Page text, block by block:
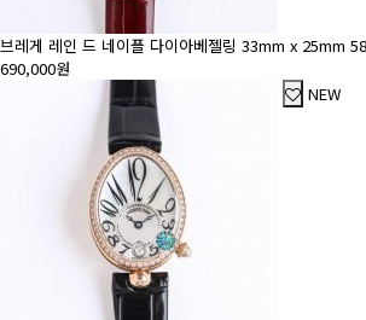
브레게 레인 드 네이플 다이아베젤링 33mm x 25mm
690,000원
NEW